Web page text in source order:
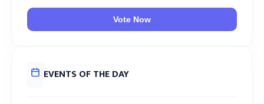
Vote Now
EVENTS OF THE DAY